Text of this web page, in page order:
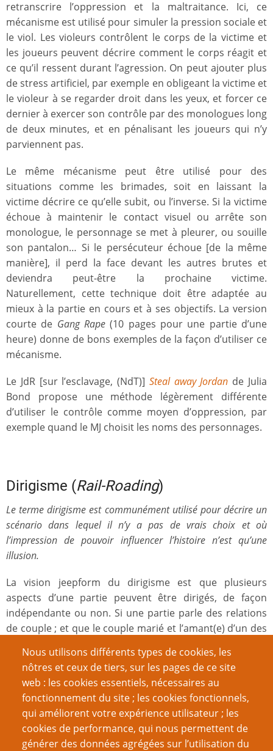
retranscrire l’oppression et la maltraitance. Ici, ce
mécanisme est utilisé pour simuler la pression sociale et
le viol. Les violeurs contrôlent le corps de la victime et
les joueurs peuvent décrire comment le corps réagit et
ce qu’il ressent durant l’agression. On peut ajouter plus
de stress artificiel, par exemple en obligeant la victime et
le violeur à se regarder droit dans les yeux, et forcer ce
dernier à exercer son contrôle par des monologues long
de deux minutes, et en pénalisant les joueurs qui n’y
parviennent pas.
Le même mécanisme peut être utilisé pour des
situations comme les brimades, soit en laissant la
victime décrire ce qu’elle subit, ou l’inverse. Si la victime
échoue à maintenir le contact visuel ou arrête son
monologue, le personnage se met à pleurer, ou souille
son pantalon… Si le persécuteur échoue [de la même
manière], il perd la face devant les autres brutes et
deviendra peut-être la prochaine victime.
Naturellement, cette technique doit être adaptée au
mieux à la partie en cours et à ses objectifs. La version
courte de Gang Rape (10 pages pour une partie d’une
heure) donne de bons exemples de la façon d’utiliser ce
mécanisme.
Le JdR [sur l’esclavage, (NdT)] Steal away Jordan de Julia
Bond propose une méthode légèrement différente
d’utiliser le contrôle comme moyen d’oppression, par
exemple quand le MJ choisit les noms des personnages.
Dirigisme (Rail-Roading)
Le terme dirigisme est communément utilisé pour décrire un
scénario dans lequel il n’y a pas de vrais choix et où
l’impression de pouvoir influencer l’histoire n’est qu’une
illusion.
La vision jeepform du dirigisme est que plusieurs
aspects d’une partie peuvent être dirigés, de façon
indépendante ou non. Si une partie parle des relations
de couple ; et que le couple marié et l’amant(e) d’un des
d’un gratte-ciel en proie aux flammes, on considérera la
partie comme dirigiste seulement si l’évolution des
relations entre les personnages et le dénouement de
l’histoire sont décidés à l’avance. Cependant, le fait que
trois scènes doivent être jouées dans un ordre fixe (le
hall, l’ascenseur, les pompiers arrivant à la rescousse)
Nous utilisons différents types de cookies, les
nôtres et ceux de tiers, sur les pages de ce site
web : les cookies essentiels, nécessaires au
fonctionnement du site ; les cookies fonctionnels,
qui améliorent votre expérience utilisateur ; les
cookies de performance, qui nous permettent de
générer des données agrégées sur l’utilisation du